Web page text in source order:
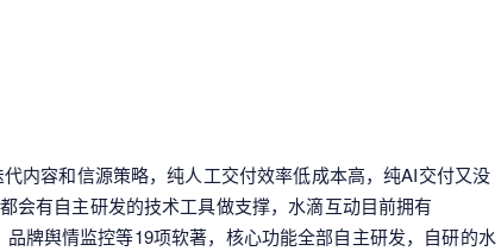
内容和信源策略，纯人工交付效率低成本高，纯AI交付又没
会有自主研发的技术工具做支撑，水滴互动目前拥有
牌舆情监控等19项软著，核心功能全部自主研发，自研的水